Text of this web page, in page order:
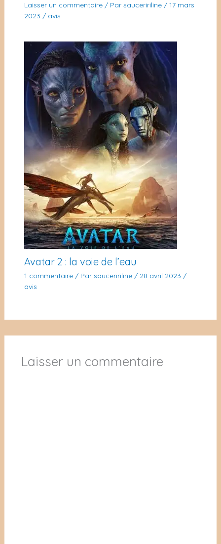
Laisser un commentaire / Par sauceririline / 17 mars
2023 / avis
Avatar 2 : la voie de l’eau
1 commentaire / Par sauceririline / 28 avril 2023 /
avis
Laisser un commentaire